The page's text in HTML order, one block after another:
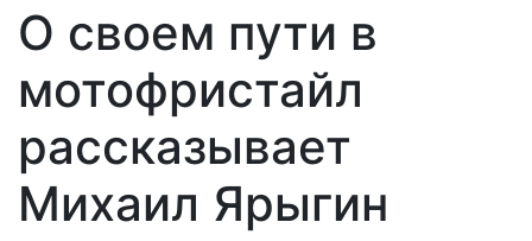
О своем пути в
мотофристайл
рассказывает
Михаил Ярыгин